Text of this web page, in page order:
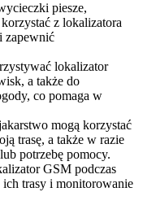
piesze,
z lokalizatora
zapewnić
lokalizator
a także do
co pomaga w
mogą korzystać
trasę, a także w razie
potrzebę pomocy.
GSM podczas
trasy i monitorowanie